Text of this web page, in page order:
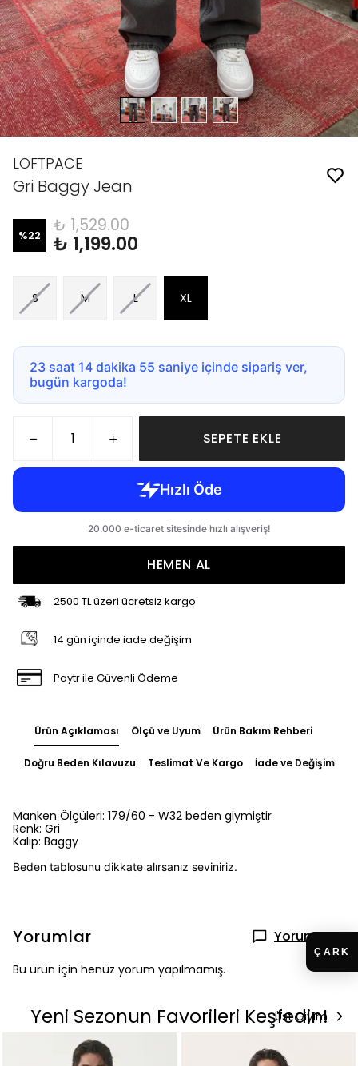
LOFTPACE
Gri Baggy Jean
%22 ₺ 1,529.00
₺ 1,199.00
S M L XL
23 saat 14 dakika 55 saniye içinde sipariş ver,
bugün kargoda!
SEPETE EKLE
HEMEN AL
2500 TL üzeri ücretsiz kargo
14 gün içinde iade değişim
Paytr ile Güvenli Ödeme
Ürün Açıklaması Ölçü ve Uyum Ürün Bakım Rehberi
Doğru Beden Kılavuzu Teslimat Ve Kargo İade ve Değişim
Manken Ölçüleri: 179/60 - W32 beden giymiştir
Renk: Gri
Kalıp: Baggy
Beden tablosunu dikkate alırsanız seviniriz.
Yorumlar Yorum Yap
Bu ürün için henüz yorum yapılmamış.
Yeni Sezonun Favorileri Keşfedin!
Üst Giyim